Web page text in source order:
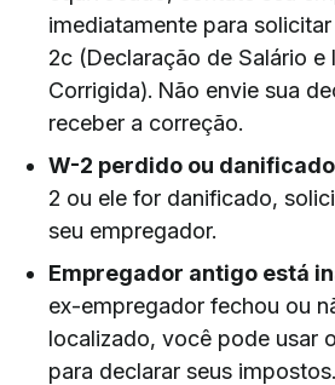
imediatamente para
2c (Declaração de Salário e
Corrigida). Não envie sua
receber a correção.
W-2 perdido ou
2 ou ele for danificado,
seu empregador.
Empregador antigo está
ex-empregador fechou ou
localizado, você pode usar
para declarar seus